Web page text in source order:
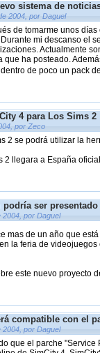
sistema de
2004, por Daguel
de tomarme unos
mi descanso el
Actualmente
que ha posteado.
de poco un pack
4 para Los Sims 2
por Zeco
2 se podrá utilizar la
2 llegara a España
ser presentado
2004, por Daguel
mas de un año que
la feria de
este nuevo proyecto
compatible con el
2004, por Daguel
que el parche